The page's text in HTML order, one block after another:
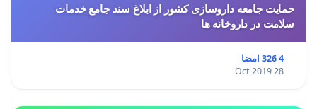
حمایت جامعه داروسازی کشور از ابلاغ سند جامع خدمات
سلامت در داروخانه ها
4 326 امضا
28 Oct 2019